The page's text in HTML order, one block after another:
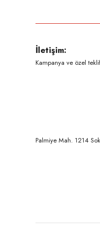
Ürün
Ürün bilgilerinde
İletişim:
Kampanya ve özel
Palmiye Mah. 1214 Sok. Koluman Plaza 2/B Yenişehir/